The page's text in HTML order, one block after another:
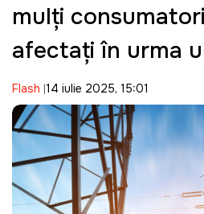
mulţi
afectaţi în urma
Flash 14 iulie 2025, 15:01